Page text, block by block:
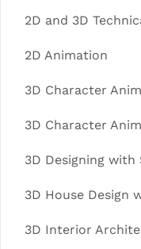
2D and 3D
2D Animation
3D Character
3D Character
3D Designing with
3D House Design
3D Interior